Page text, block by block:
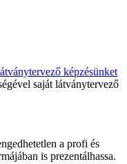
képzésünket
saját látványtervező
a profi és
is prezentálhassa.